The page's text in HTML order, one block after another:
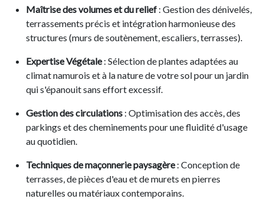
Maîtrise des volumes et du relief : Gestion des dénivelés,
terrassements précis et intégration harmonieuse des
structures (murs de soutènement, escaliers, terrasses).
Expertise Végétale: Sélection de plantes adaptées au
climat namurois et à la nature de votre sol pour un jardin
qui s'épanouit sans effort excessif.
Gestion des circulations : Optimisation des accès, des
parkings et des cheminements pour une fluidité d'usage
au quotidien.
Techniques de maçonnerie paysagère: Conception de
terrasses, de pièces d'eau et de murets en pierres
naturelles ou matériaux contemporains.